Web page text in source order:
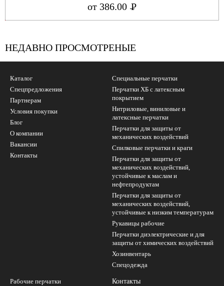
от 386.00 Р
УБ.
НЕДАВНО ПРОСМОТРЕНЫЕ
Каталог
Спецпредложения
Партнерам
Условия покупки
Блог
О компании
Вакансии
Контакты
Специальные перчатки
Перчатки ХБ с латексным
покрытием
Нитриловые, виниловые и
латексные перчатки
Перчатки для защиты от
механических воздействий
Cпилковые перчатки и краги
Перчатки для защиты от
механических воздействий,
устойчивые к маслам и
нефтепродуктам
Перчатки для защиты от
механических воздействий,
устойчивые к низким температурам
Рукавицы рабочие
Перчатки диэлектрические и для
защиты от химических воздействий
Хозинвентарь
Спецодежда
Рабочие перчатки Контакты